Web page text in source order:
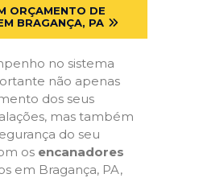
ORÇAMENTO DE
BRAGANÇA, PA
no sistema
não apenas
dos seus
mas também
do seu
os encanadores
em Bragança, PA,